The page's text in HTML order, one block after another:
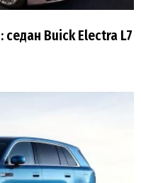
Buick Electra L7